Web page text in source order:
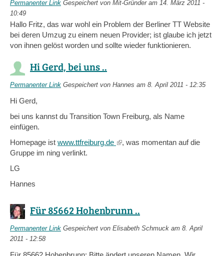
Permanenter Link Gespeichert von Mit-Gründeram 14. März 2011 -
10:49
Hallo Fritz, das war wohl ein Problem der Berliner TT Website
bei deren Umzug zu einem neuen Provider; ist glaube ich jetzt
von ihnen gelöst worden und sollte wieder funktionieren.
Hi Gerd, bei uns ..
Permanenter Link Gespeichert von Hannes am 8. April 2011 - 12:35
Hi Gerd,
bei uns kannst du Transition Town Freiburg, als Name
einfügen.
Homepage ist www.ttfreiburg.de (link, was momentan auf die
Gruppe im ning verlinkt.
LG
Hannes
Für 85662 Hohenbrunn ..
Permanenter Link Gespeichert von Elisabeth Schmuck am 8. April
2011 - 12:58